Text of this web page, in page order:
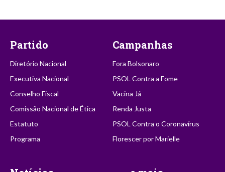
Partido
Diretório Nacional
Executiva Nacional
Conselho Fiscal
Comissão Nacional de Ética
Estatuto
Programa
Campanhas
Fora Bolsonaro
PSOL Contra a Fome
Vacina Já
Renda Justa
PSOL Contra o Coronavírus
Florescer por Marielle